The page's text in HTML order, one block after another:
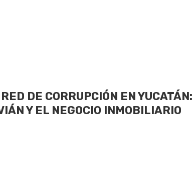
DE CORRUPCIÓN EN YUCATÁN:
Y EL NEGOCIO INMOBILIARIO